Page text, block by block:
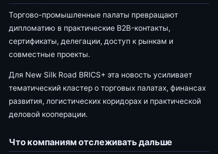
Торгово-промышленные палаты превращают
дипломатию в практические B2B-контакты,
сертификаты, делегации, доступ к рынкам и
совместные проекты.
Для New Silk Road BRICS+ эта новость усиливает
тематический кластер о торговых палатах, финансах
развития, логистических коридорах и практической
деловой кооперации.
Что компаниям отслеживать дальше